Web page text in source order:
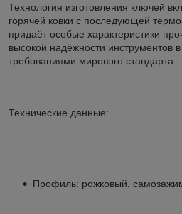
Технология изготовления ключей
горячей ковки с последующей
придаёт особые характеристики
высокой надёжности инструментов в
требованиями мирового стандарта.
Технические данные:
Профиль: рожковый,